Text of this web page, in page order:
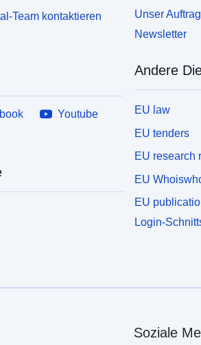
Team kontaktieren
Youtube
Unser
Newsletter
Andere
EU law
EU tenders
EU research
EU
EU
Login-
Soziale